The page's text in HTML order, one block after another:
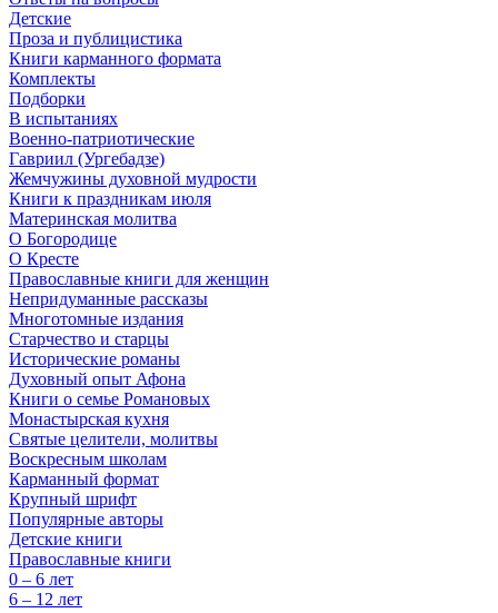
Детские
Проза и публицистика
Книги карманного формата
Комплекты
Подборки
В испытаниях
Военно-патриотические
Гавриил (Ургебадзе)
Жемчужины духовной мудрости
Книги к праздникам июля
Материнская молитва
О Богородице
О Кресте
Православные книги для женщин
Непридуманные рассказы
Многотомные издания
Старчество и старцы
Исторические романы
Духовный опыт Афона
Книги о семье Романовых
Монастырская кухня
Святые целители, молитвы
Воскресным школам
Карманный формат
Крупный шрифт
Популярные авторы
Детские книги
Православные книги
0 – 6 лет
6 – 12 лет